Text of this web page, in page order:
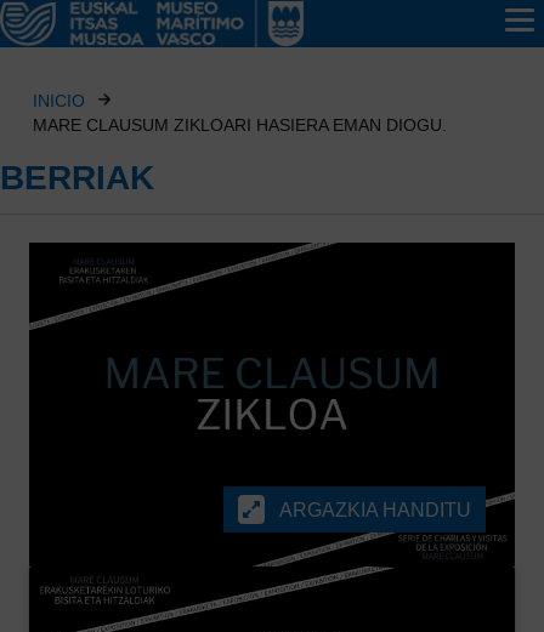
INICIO
MARE CLAUSUM ZIKLOARI HASIERA EMAN DIOGU.
BERRIAK
ARGAZKIA HANDITU